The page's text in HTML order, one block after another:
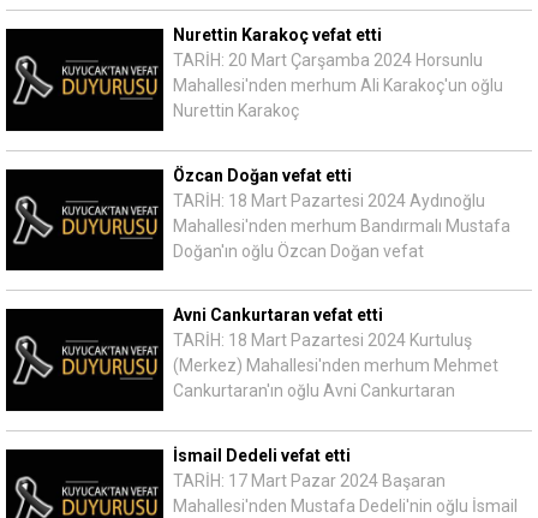
Nurettin Karakoç vefat etti
TARİH: 20 Mart Çarşamba 2024 Horsunlu
Mahallesi'nden merhum Ali Karakoç'un oğlu
Nurettin Karakoç
Özcan Doğan vefat etti
TARİH: 18 Mart Pazartesi 2024 Aydınoğlu
Mahallesi'nden merhum Bandırmalı Mustafa
Doğan'ın oğlu Özcan Doğan vefat
Avni Cankurtaran vefat etti
TARİH: 18 Mart Pazartesi 2024 Kurtuluş
(Merkez) Mahallesi'nden merhum Mehmet
Cankurtaran'ın oğlu Avni Cankurtaran
İsmail Dedeli vefat etti
TARİH: 17 Mart Pazar 2024 Başaran
Mahallesi'nden Mustafa Dedeli'nin oğlu İsmail